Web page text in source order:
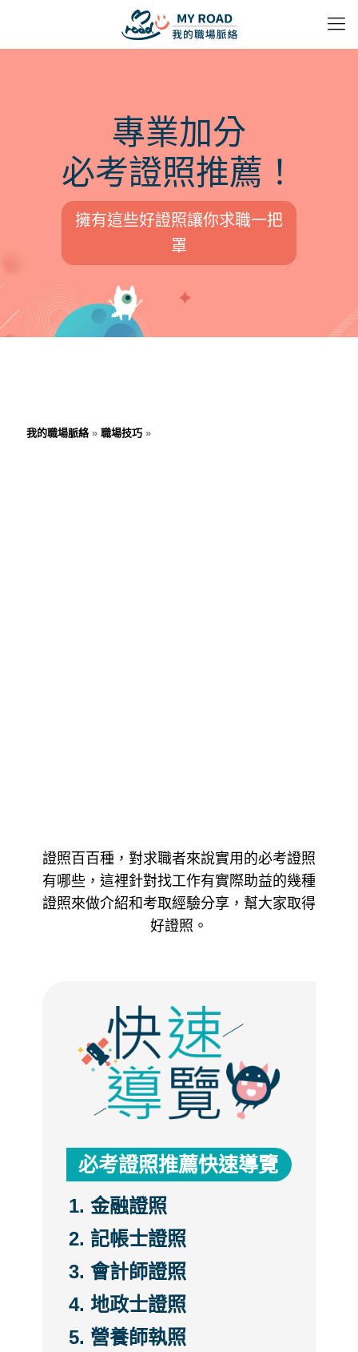
專業加分
必考證照推薦！
擁有這些好證照讓你求職一把
罩
我的職場脈絡 » 職場技巧 »
證照百百種，對求職者來說實用的必考證照
有哪些，這裡針對找工作有實際助益的幾種
證照來做介紹和考取經驗分享，幫大家取得
好證照。
必考證照推薦快速導覽
金融證照
記帳士證照
會計師證照
地政士證照
營養師執照